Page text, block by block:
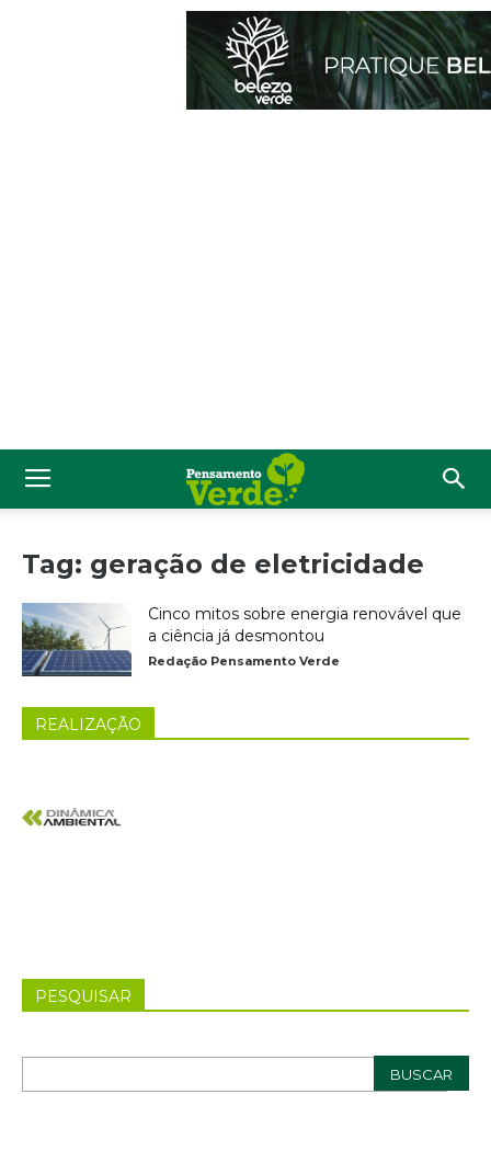
Tag: geração de eletricidade
Cinco mitos sobre energia renovável que
a ciência já desmontou
Redação Pensamento Verde
REALIZAÇÃO
PESQUISAR